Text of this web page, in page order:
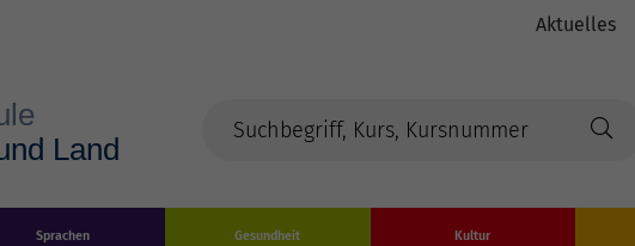
Aktuelles
Sprachen Gesundheit Kultur